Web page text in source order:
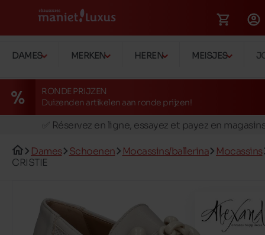
DAMES MERKEN HEREN MEISJES
RONDE PRIJZEN
Duizenden artikelen aan ronde prijzen!
🚛 Livraison gratuite en magasins
✅ Réservez en ligne, essayez et payez en
📦 Livraison à domicile gratuite dés 39€ d'achats
Dames Schoenen Mocassins/ballerina
Mocassins
CRISTIE